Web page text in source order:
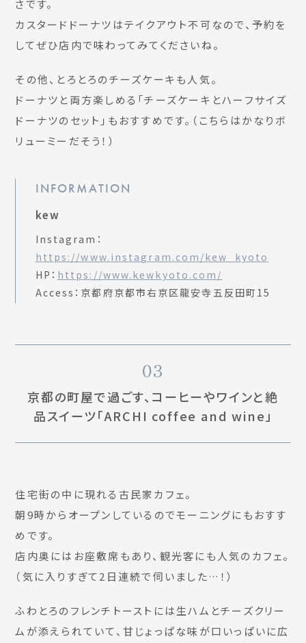
さです。
カスタードドーナツはテイクアウト不可なので、予約を
してぜひ店内で味わってみてくださいね。
その他、とろとろのチーズケーキも人気。
ドーナツと両方楽しめる「チーズケーキとハーフサイズ
ドーナツのセット」もおすすめです。（こちらはかなりボ
リューミーだそう！）
INFORMATION
kew
Instagram：
https://www.instagram.com/kew_kyoto
HP： https://www.kewkyoto.com/
Access：京都府京都市右京区龍安寺五反田町15
03
京都の町屋で過ごす、コーヒーやワインと絶
品スイーツ「ARCHI coffee and wine」
住宅街の中に現れる古民家カフェ。
朝9時からオープンしているのでモーニングにもおすす
めです。
店内奥にはお座敷席もあり、観光客にも人気のカフェ。
（気に入りすぎて2日連続で伺いました…！）
ふわとろのフレンチトーストには生ハムとチーズクリー
ムが添えられていて、甘じょっぱな味が口いっぱいに広